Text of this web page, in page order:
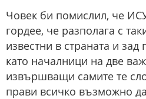
Човек би помислил, че
гордее, че разполага с
известни в страната и зад
като началници на две
извършващи самите те
прави всичко възможно